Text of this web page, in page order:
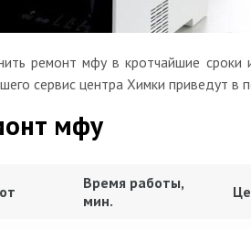
ремонт мфу в кротчайшие сроки
сервис центра Химки приведут в
мфу
Время работы,
мин.